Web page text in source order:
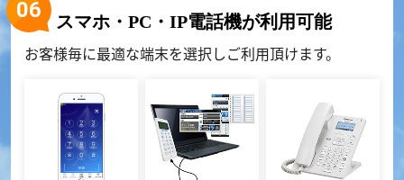
スマホ・PC・IP電話機が利用可能
お客様毎に最適な端末を選択しご利用頂けます。